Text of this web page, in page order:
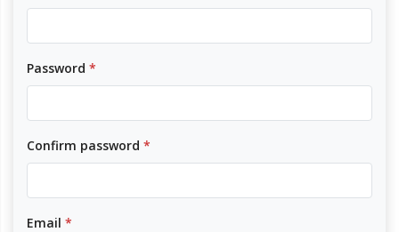
Password *
Confirm password *
Email *